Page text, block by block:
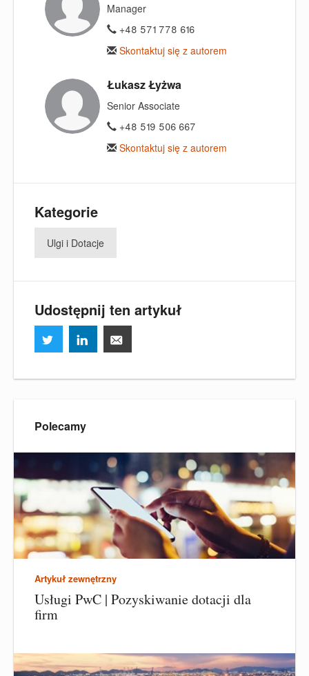
Manager
+48 571 778 616
Skontaktuj się z autorem
Łukasz Łyżwa
Senior Associate
+48 519 506 667
Skontaktuj się z autorem
Kategorie
Ulgi i Dotacje
Udostępnij ten artykuł
Polecamy
Artykuł zewnętrzny
Usługi PwC | Pozyskiwanie dotacji dla
firm